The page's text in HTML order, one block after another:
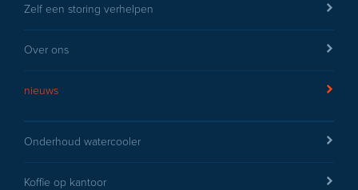
Zelf een storing verhelpen
Over ons
nieuws
Onderhoud watercooler
Koffie op kantoor